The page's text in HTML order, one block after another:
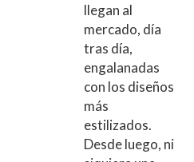
llegan al
mercado, día
tras día,
engalanadas
con los diseños
más
estilizados.
Desde luego, ni